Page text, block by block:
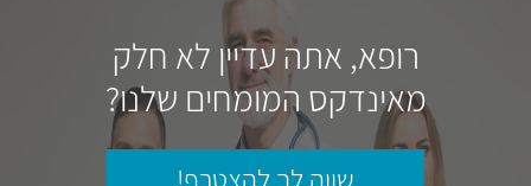
רופא, אתה עדיין לא חלק
מאינדקס המומחים שלנו?